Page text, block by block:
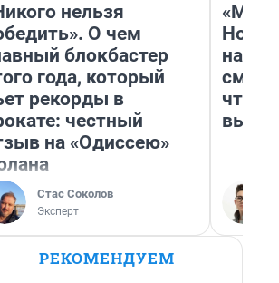
нельзя
О чем
блокбастер
года, который
рекорды в
честный
на «Одиссею»
Стас Соколов
Эксперт
«Мы
РЕКОМЕНДУЕМ